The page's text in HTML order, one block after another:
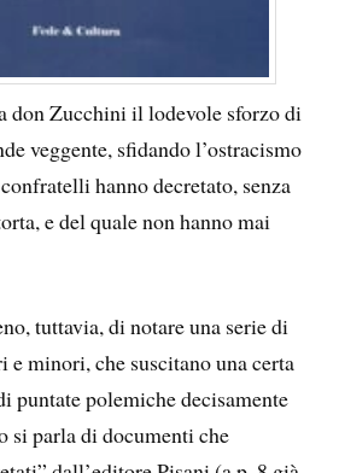
don Zucchini il lodevole sforzo di
veggente, sfidando l’ostracismo
hanno decretato, senza
e del quale non hanno mai
tuttavia, di notare una serie di
e minori, che suscitano una certa
puntate polemiche decisamente
parla di documenti che